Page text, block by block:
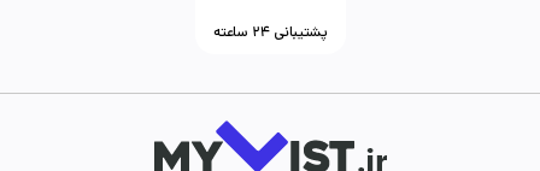
پشتیبانی ۲۴ ساعته